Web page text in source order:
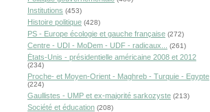
Institutions (453)
Histoire politique (428)
PS - Europe écologie et gauche française (272)
Centre - UDI - MoDem - UDF - radicaux... (261)
États-Unis - présidentielle américaine 2008 et 2012
(234)
Proche- et Moyen-Orient - Maghreb - Turquie - Egypte
(224)
Gaullistes - UMP et ex-majorité sarkozyste (213)
Société et éducation (208)